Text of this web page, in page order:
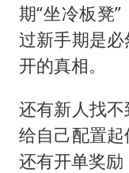
期“坐冷板凳
过新手期是
开的真相。
还有新人找
给自己配置
还有开单奖励